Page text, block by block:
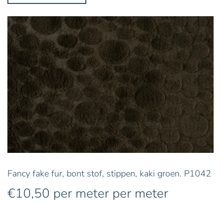
Fancy fake fur, bont stof, stippen, kaki groen. P1042
€10,50 per meter per meter